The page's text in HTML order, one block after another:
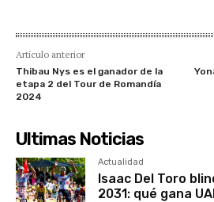
Artículo anterior
Thibau Nys es el ganador de la
etapa 2 del Tour de Romandía
2024
Ultimas Noticias
Actualidad
Isaac Del Toro
2031: qué gana